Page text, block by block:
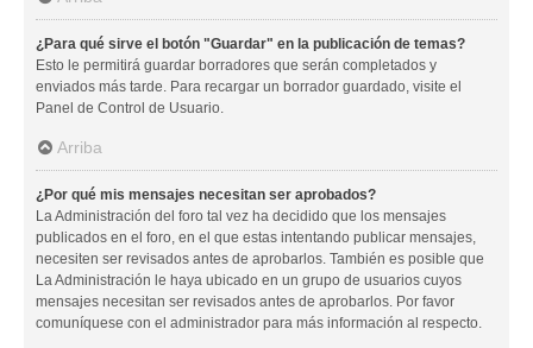
¿Para qué sirve el botón "Guardar" en la publicación de temas?
Esto le permitirá guardar borradores que serán completados y
enviados más tarde. Para recargar un borrador guardado, visite el
Panel de Control de Usuario.
Arriba
¿Por qué mis mensajes necesitan ser aprobados?
La Administración del foro tal vez ha decidido que los mensajes
publicados en el foro, en el que estas intentando publicar mensajes,
necesiten ser revisados antes de aprobarlos. También es posible que
La Administración le haya ubicado en un grupo de usuarios cuyos
mensajes necesitan ser revisados antes de aprobarlos. Por favor
comuníquese con el administrador para más información al respecto.